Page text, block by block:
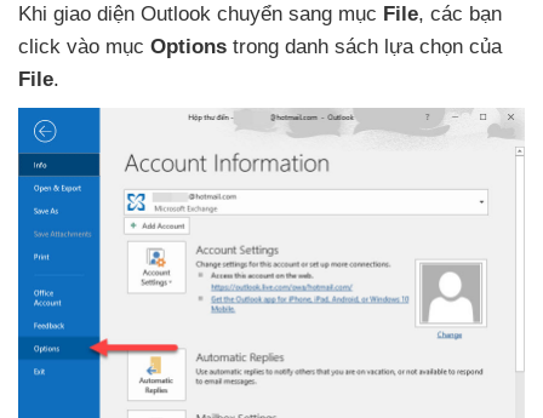
Khi giao diện Outlook chuyển sang mục File, các bạn
click vào mục Options trong danh sách lựa chọn của
File.